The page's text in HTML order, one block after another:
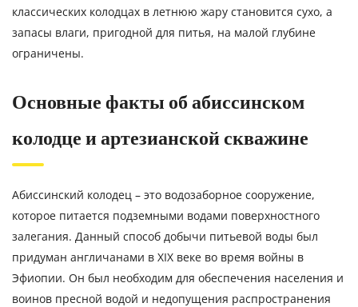
классических колодцах в летнюю жару становится сухо, а
запасы влаги, пригодной для питья, на малой глубине
ограничены.
Основные факты об абиссинском
колодце и артезианской скважине
Абиссинский колодец – это водозаборное сооружение,
которое питается подземными водами поверхностного
залегания. Данный способ добычи питьевой воды был
придуман англичанами в XIX веке во время войны в
Эфиопии. Он был необходим для обеспечения населения и
воинов пресной водой и недопущения распространения